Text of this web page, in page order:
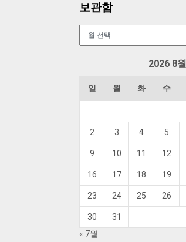
보관함
2026 8월
일 월 화 수
2 3 4 5
9 10 11 12
16 17 18 19
23 24 25 26
30
31
« 7월